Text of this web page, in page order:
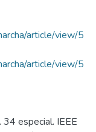
article/view/5
article/view/5
34 especial. IEEE